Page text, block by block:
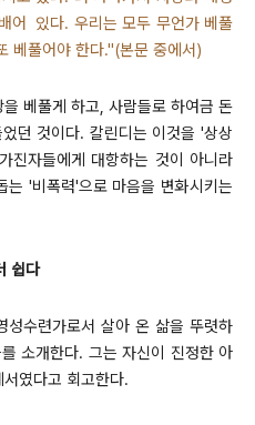
어 있다. 우리는 모두 무언가 베풀
베풀어야 한다."(본문 중에서)
베풀게 하고, 사람들로 하여금 돈
던 것이다. 칼린디는 이것을 '상상
진자들에게 대항하는 것이 아니라
'비폭력'으로 마음을 변화시키는
쉽다
성수련가로서 살아 온 삶을 뚜렷하
소개한다. 그는 자신이 진정한 아
였다고 회고한다.